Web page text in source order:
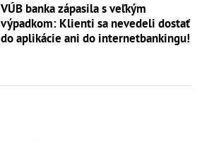
VÚB banka zápasila s veľkým
výpadkom: Klienti sa nevedeli dostať
do aplikácie ani do internetbankingu!